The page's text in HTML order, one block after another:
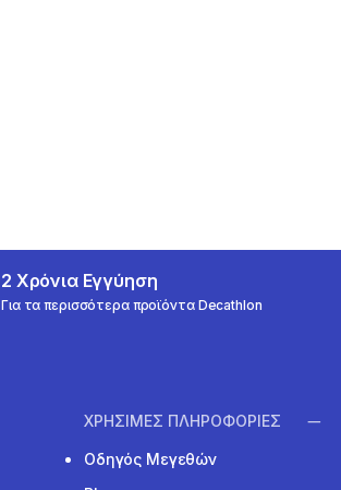
2 Χρόνια Εγγύηση
Για τα περισσότερα προϊόντα Decathlon
ΧΡΗΣΙΜΕΣ ΠΛΗΡΟΦΟΡΙΕΣ
Οδηγός Μεγεθών